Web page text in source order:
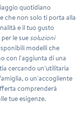
quotidiano
che non solo ti porta alla
e il tuo gusto
le sue soluzioni
modelli che
con l'aggiunta di una
cercando un’utilitaria
o un'accogliente
comprenderà
tue esigenze.